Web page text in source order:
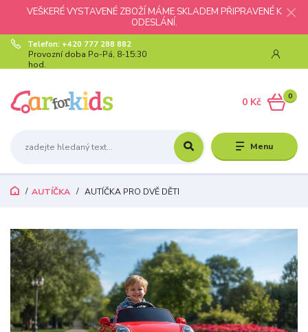
VEŠKERÉ VYSTAVENÉ ZBOŽÍ MÁME SKLADEM PŘIPRAVENÉ K
ODESLÁNÍ.
Menu
Telefon: +420 777 288 882
Provozní doba Po-Pá, 8-15:30
hod.
0
0 Kč
AUTÍČKA AUTÍČKA PRO DVĚ DĚTI